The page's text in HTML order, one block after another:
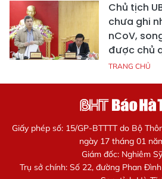
Chủ tịch
chưa ghi
nCoV,
được chủ
TRANG CHỦ
Giấy phép số: 15/GP-BTTTT do Bộ
ngày 17 tháng 01
Giám đốc: Nghiêm
Trụ sở chính: Số 22, đường Phan